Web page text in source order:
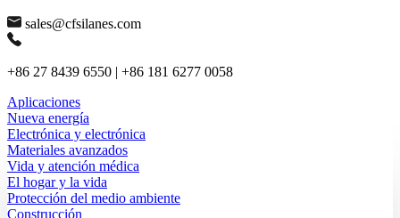
sales@cfsilanes.com
+86 27 8439 6550 | +86 181 6277 0058
Aplicaciones
Nueva energía
Electrónica y electrónica
Materiales avanzados
Vida y atención médica
El hogar y la vida
Protección del medio ambiente
Construcción